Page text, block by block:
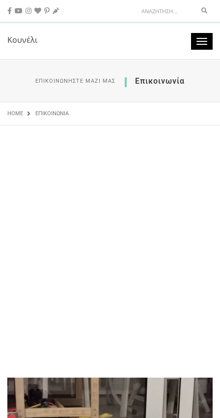
Κουνέλι
Toggle
ΕΠΙΚΟΙΝΩΝΉΣΤΕ ΜΑΖΊ ΜΑΣ Επικοινωνία
HOME ΕΠΙΚΟΙΝΩΝΊΑ